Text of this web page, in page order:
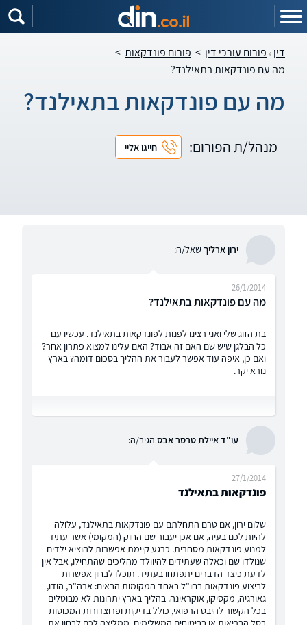
דין פורום עורכי דין > פורום פונדקאות >
מה עם פונדקאות בתאילנד?
מה עם פונדקאות בתאילנד?
מנהל/ת הפורום: חייגו אליי
ירון ארליךשאל/ה:
מה עם פונדקאות בתאילנד?
26/1/2014
בת הזוג שלי ואני רצינו לפנות לפונדקאות בתאילנד. עכשיו עם
כל הבלגן שיש שם האם זה אבוד? האם עלינו למצוא פתרון אחר?
ואם כן, איפה עוד אפשר לעבור את ההליך בסכום דומה? בארץ
נורא יקר.
עו"ד איילת טרסר אבס הגיב/ה:
פונדקאות בתאילנד
27/1/2014
שלום ירון, אם טרם התחלתם עם פונדקאות בתאילנד, עלולה
להיות לכם בעיה, אם אכן יעבור שם החוק (המקומי) אשר עתיד
למנוע פונדקאות מסחרית. כרגע קיימת אפשרות להוציא ילדים
שנולדו שם וכאלה שעתידים להיוולד מהליכים שהתחילו, אבל אין
לדעת כיצד הדברים יתפתחו בעתיד. תוכלו לבחון אפשרות
לביצוע פונדקאות בחו"ל באחד המקומות הבאים: ארה"ב, הודו,
גאורגיה, מקסיקו, אוקראינה. בהליך בארץ יתרונות לא מבוטלים
בכל הקשור להיבט הרפואי, כולל בדיקות ופרוצדורות המכוסות